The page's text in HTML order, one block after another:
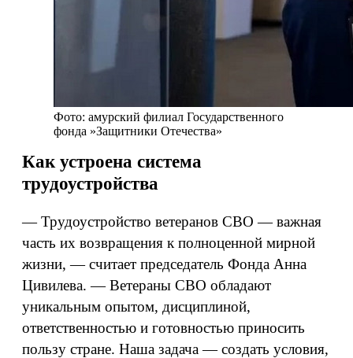
Фото: амурский филиал Государственного
фонда »Защитники Отечества»
Как устроена система
трудоустройства
— Трудоустройство ветеранов СВО — важная
часть их возвращения к полноценной мирной
жизни, — считает председатель Фонда Анна
Цивилева. — Ветераны СВО обладают
уникальным опытом, дисциплиной,
ответственностью и готовностью приносить
пользу стране. Наша задача — создать условия,